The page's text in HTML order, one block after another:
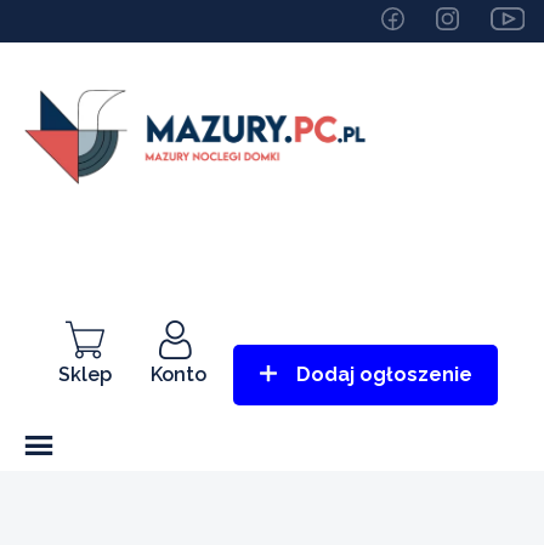
Sklep Konto Dodaj ogłoszenie